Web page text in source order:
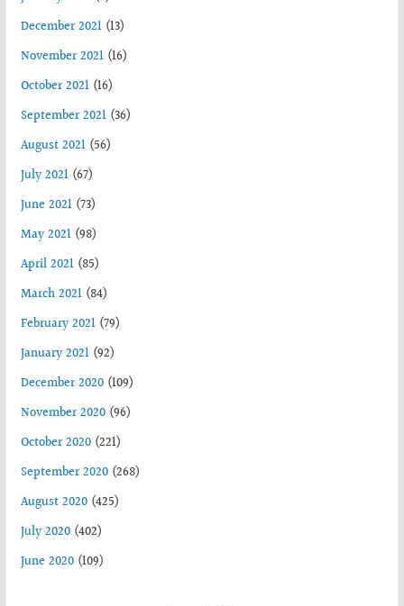
December 2021(13)
November 2021(16)
October 2021(16)
September 2021(36)
August 2021(56)
July 2021(67)
June 2021(73)
May 2021(98)
April 2021(85)
March 2021(84)
February 2021(79)
January 2021(92)
December 2020(109)
November 2020(96)
October 2020(221)
September 2020(268)
August 2020(425)
July 2020(402)
June 2020(109)